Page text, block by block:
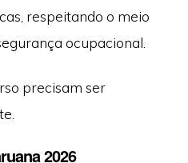
respeitando o meio
ocupacional.
precisam ser
2026